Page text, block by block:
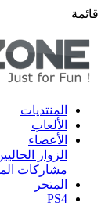
قائمة
المنتديات
الألعاب
الأعضاء
الزوار
مشاركات
المتجر
PS4